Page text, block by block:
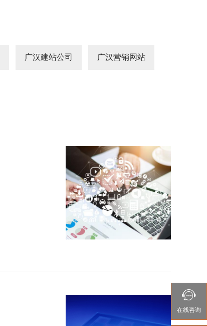
广汉建站公司 广汉营销网站

在线咨询